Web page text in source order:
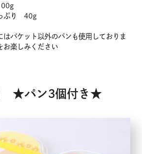
ぷり 40g
バケット以外のパンも使用しておりま
お楽しみください
★パン3個付き★